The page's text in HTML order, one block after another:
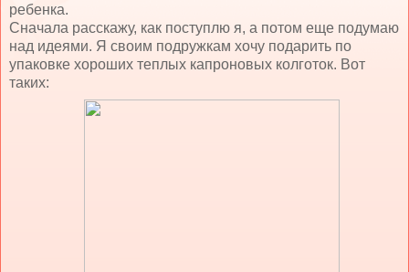
ребенка.
Сначала расскажу, как поступлю я, а потом еще подумаю
над идеями. Я своим подружкам хочу подарить по
упаковке хороших теплых капроновых колготок. Вот
таких: